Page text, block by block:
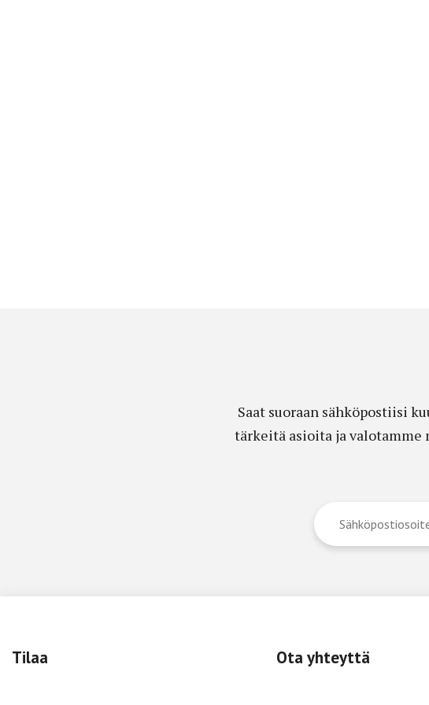
Saat suoraan sähköpostiisi
tärkeitä asioita ja
Tilaa Ota yhteyttä